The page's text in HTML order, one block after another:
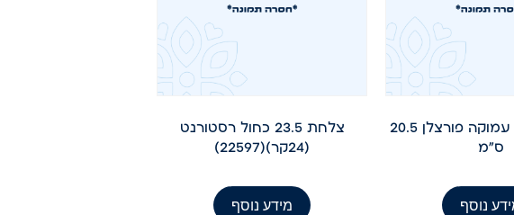
קערה עגולה עמוקה פורצלן 20.5
ס"מ
נוסף
צלחת 23.5 כחול רסטורנט
(24קר)(22597)
מידע נוסף